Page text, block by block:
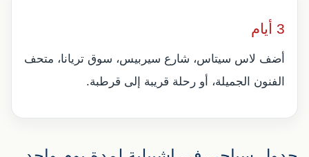
3 أيام
أضف لاس سيتاس، شارع سيربيس، سوق تريانا، متحف
الفنون الجميلة، أو رحلة قريبة إلى قرطبة.